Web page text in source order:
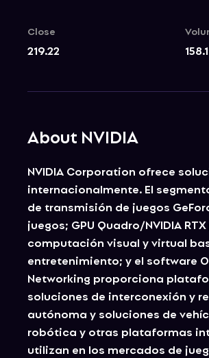
Close
219.22
About NVIDIA
NVIDIA Corporation ofrece
internacionalmente. El
de transmisión de juegos
juegos; GPU Quadro/NVIDIA
computación visual y virtual
entretenimiento; y el software
Networking proporciona
soluciones de interconexión y
autónoma y soluciones de
robótica y otras plataformas
utilizan en los mercados de